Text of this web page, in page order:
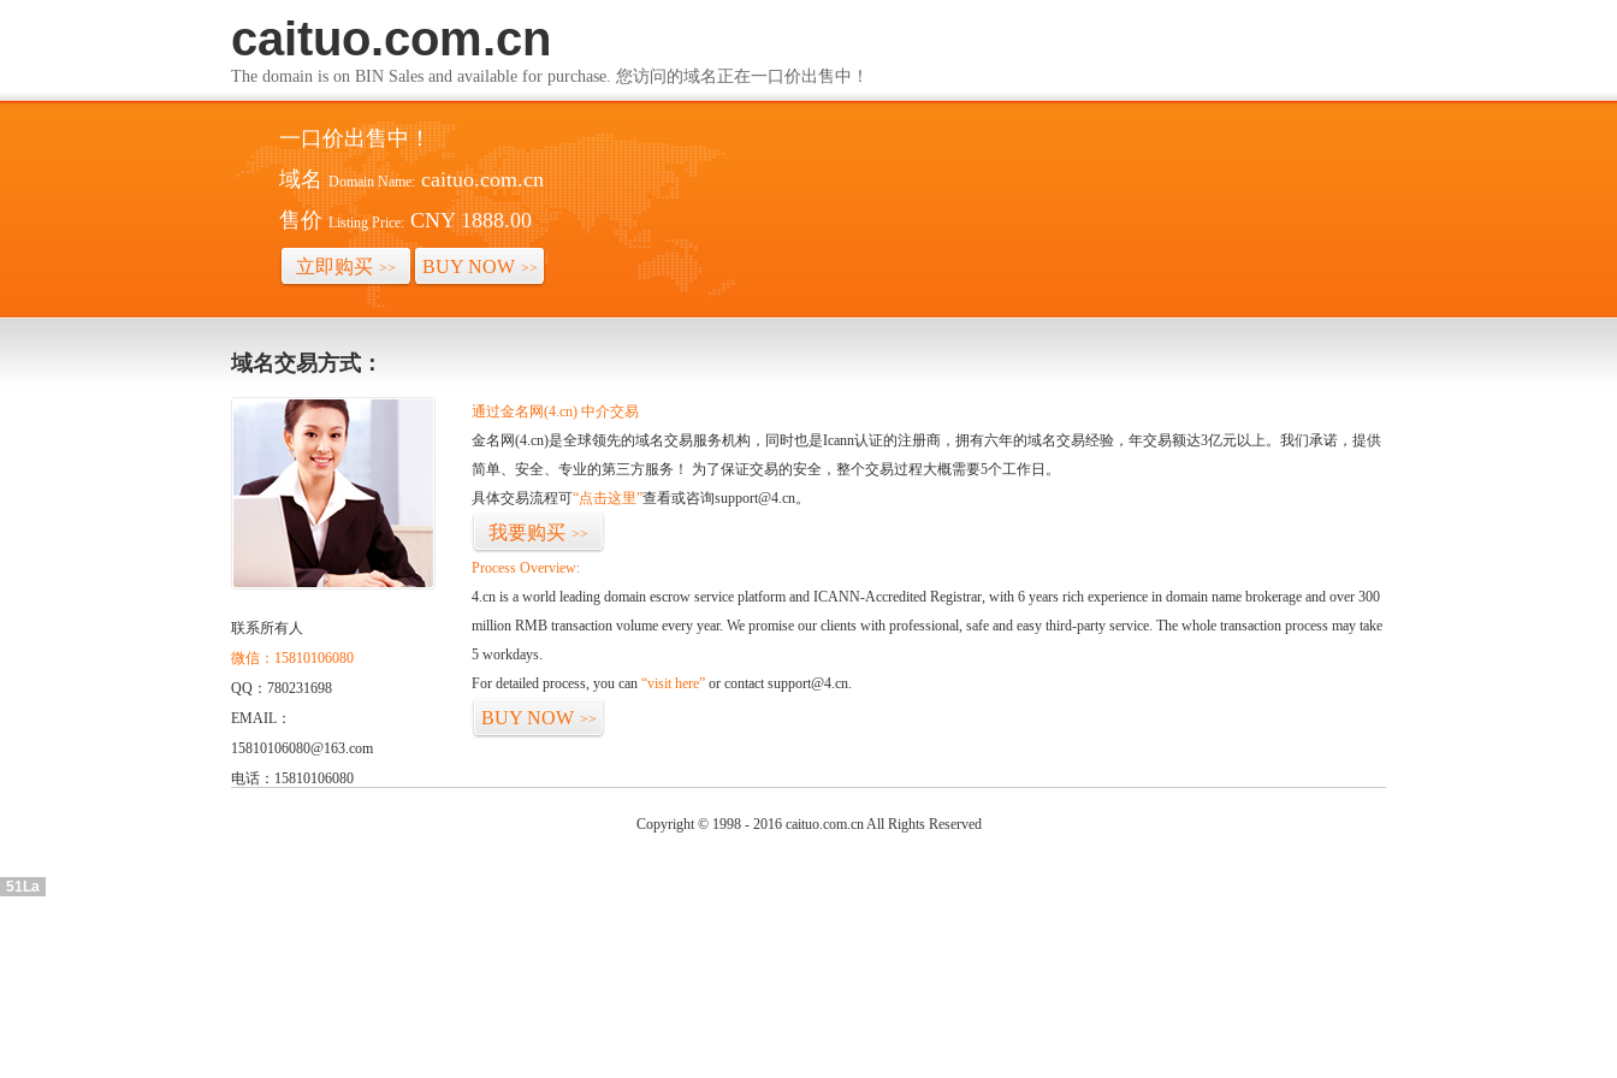
caituo.com.cn
The domain is on BIN Sales and available for purchase. 您访问的域名正在一口价出售中！
一口价出售中！
域名 Domain Name: caituo.com.cn
售价 Listing Price: CNY 1888.00
立即购买 >> BUY NOW >>
域名交易方式：
联系所有人
微信：15810106080
QQ：780231698
EMAIL：
15810106080@163.com
电话：15810106080
通过金名网(4.cn) 中介交易
金名网(4.cn)是全球领先的域名交易服务机构，同时也是Icann认证的注册商，拥有六年的域名交易经验，年交易额达3亿元以上。我们承诺，提供
简单、安全、专业的第三方服务！ 为了保证交易的安全，整个交易过程大概需要5个工作日。
具体交易流程可“点击这里”查看或咨询support@4.cn。
我要购买 >>
Process Overview:
4.cn is a world leading domain escrow service platform and ICANN-Accredited Registrar, with 6 years rich experience in domain name brokerage and over 300
million RMB transaction volume every year. We promise our clients with professional, safe and easy third-party service. The whole transaction process may take
5 workdays.
For detailed process, you can “visit here” or contact support@4.cn.
BUY NOW >>
Copyright © 1998 - 2016 caituo.com.cn All Rights Reserved
51La